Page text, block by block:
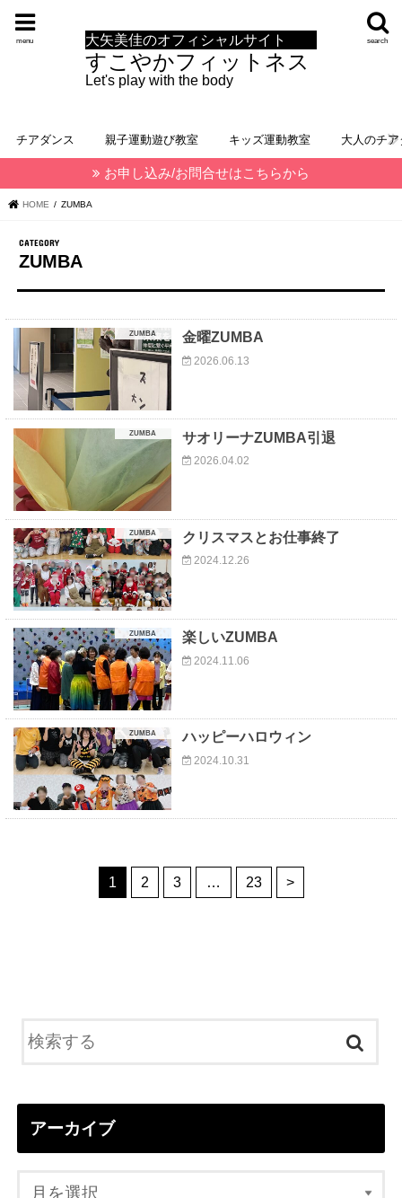
大矢美佳のオフィシャルサイト
すこやかフィットネス
Let's play with the body
search
menu
チアダンス 親子運動遊び教室 キッズ運動教室 大人のチ
お申し込み/お問合せはこちらから
HOME ZUMBA
ZUMBA
ZUMBA 金曜ZUMBA
2026.06.13
ZUMBA サオリーナZUMBA引退
2026.04.02
ZUMBA クリスマスとお仕事終了
2024.12.26
ZUMBA 楽しいZUMBA
2024.11.06
ZUMBA ハッピーハロウィン
2024.10.31
1 2 3 … 23 >
アーカイブ